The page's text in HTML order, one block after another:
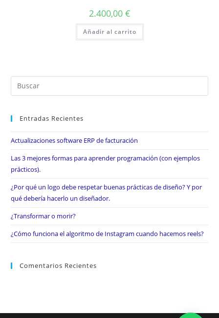
2.400,00 €
Añadir al carrito
Entradas Recientes
Actualizaciones software ERP de facturación
Las 3 mejores formas para aprender programación (con ejemplos
prácticos).
¿Por qué un logo debe respetar buenas prácticas de diseño? Y por
qué debería hacerlo un diseñador.
¿Transformar o morir?
¿Cómo funciona el algoritmo de Instagram cuando hacemos reels?
Comentarios Recientes